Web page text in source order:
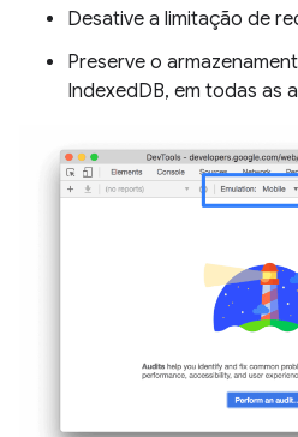
Desative a limitação de
Preserve o
IndexedDB, em todas as